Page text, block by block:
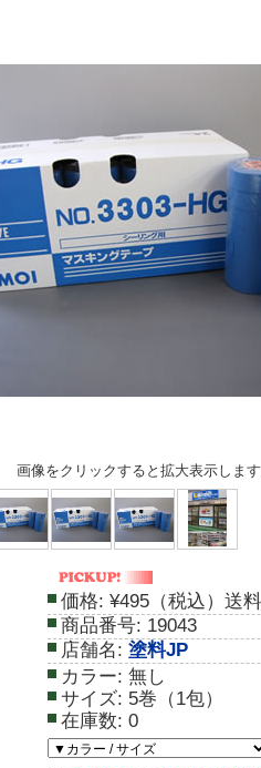
画像をクリックすると拡大表示します
価格: ¥495（税込）送
商品番号: 19043
店舗名: 塗料JP
カラー: 無し
サイズ: 5巻（1包）
在庫数: 0